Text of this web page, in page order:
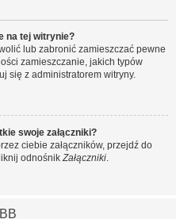
na tej witrynie?
lub zabronić zamieszczać pewne
zamieszczanie, jakich typów
się z administratorem witryny.
swoje załączniki?
ciebie załączników, przejdź do
odnośnikZałączniki.